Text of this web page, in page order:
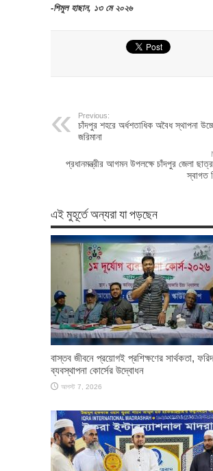
-শিমুল হাছান, ১৩ মে ২০২৬
Previous:
চাঁদপুর শহরে অর্ধশতাধিক অবৈধ স্থাপনা
জরিমানা
প্রধানমন্ত্রীর আগমন উপলক্ষে চাঁদপুর জেলা
স্বাগত
এই মুহূর্তে অন্যরা যা পড়ছেন
​বাস্তব জীবনে প্রয়োগই প্রশিক্ষণের সার্থকতা,
ব্যবস্থাপনা কোর্সের উদ্বোধন
আগস্ট 7, 2026